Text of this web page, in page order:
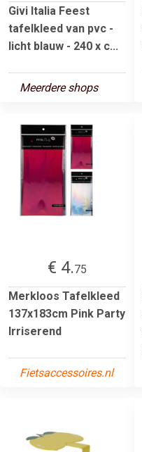
Givi Italia Feest
tafelkleed van pvc -
licht blauw - 240 x c...
Meerdere shops
€ 4.75
Merkloos Tafelkleed
137x183cm Pink Party
Irriserend
Fietsaccessoires.nl